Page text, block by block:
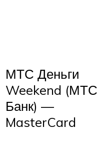
МТС Деньги
Weekend (МТС
Банк) —
MasterCard